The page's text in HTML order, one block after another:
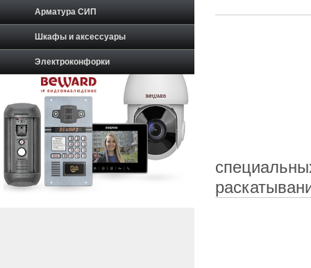
Арматура СИП
Шкафы и аксессуары
Электроконфорки